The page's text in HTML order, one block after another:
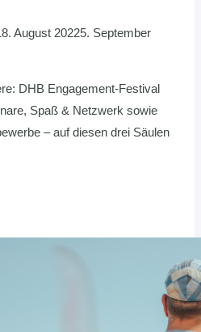
August 20225. September
DHB Engagement-Festival
Spaß & Netzwerk sowie
– auf diesen drei Säulen